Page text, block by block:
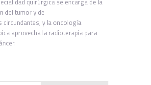
quirúrgica se encarga de la
del tumor y de
circundantes, y la oncología
aprovecha la radioterapia para